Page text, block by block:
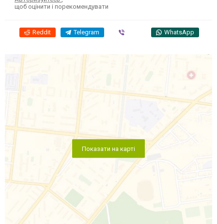
щоб оцінити і порекомендувати
Reddit Telegram WhatsApp
Показати на карті